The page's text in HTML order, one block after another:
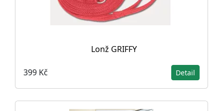
Lonž GRIFFY
399 Kč Detail